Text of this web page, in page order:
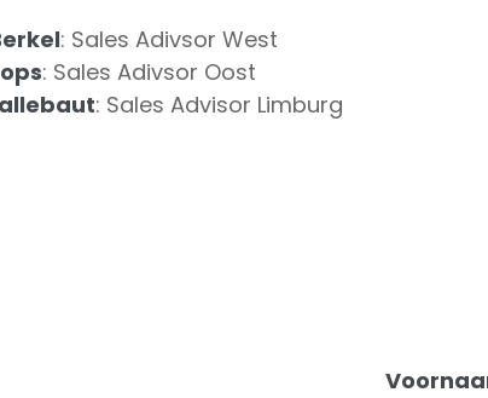
: Sales Adivsor West
: Sales Adivsor Oost
: Sales Advisor Limburg